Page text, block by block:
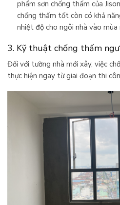
phẩm sơn chống thấm của
chống thấm tốt còn có khả
nhiệt độ cho ngôi nhà vào mùa
3. Kỹ thuật chống thấm
Đối với tường nhà mới xây, việc
thực hiện ngay từ giai đoạn thi